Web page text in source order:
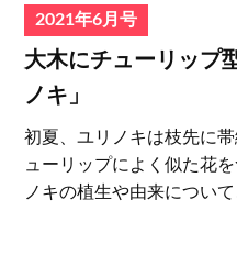
2021年6月号
大木にチューリップ
ノキ」
初夏、ユリノキは枝先に
ューリップによく似た花
ノキの植生や由来について